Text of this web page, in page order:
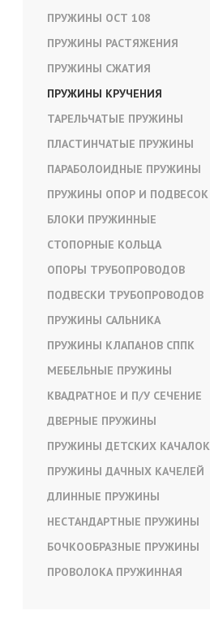
ПРУЖИНЫ ОСТ 108
ПРУЖИНЫ РАСТЯЖЕНИЯ
ПРУЖИНЫ СЖАТИЯ
ПРУЖИНЫ КРУЧЕНИЯ
ТАРЕЛЬЧАТЫЕ ПРУЖИНЫ
ПЛАСТИНЧАТЫЕ ПРУЖИНЫ
ПАРАБОЛОИДНЫЕ ПРУЖИНЫ
ПРУЖИНЫ ОПОР И
БЛОКИ ПРУЖИННЫЕ
СТОПОРНЫЕ КОЛЬЦА
ОПОРЫ ТРУБОПРОВОДОВ
ПОДВЕСКИ ТРУБОПРОВОДОВ
ПРУЖИНЫ САЛЬНИКА
ПРУЖИНЫ КЛАПАНОВ СППК
МЕБЕЛЬНЫЕ ПРУЖИНЫ
КВАДРАТНОЕ И П/У СЕЧЕНИЕ
ДВЕРНЫЕ ПРУЖИНЫ
ПРУЖИНЫ ДЕТСКИХ КАЧАЛОК
ПРУЖИНЫ ДАЧНЫХ КАЧЕЛЕЙ
ДЛИННЫЕ ПРУЖИНЫ
НЕСТАНДАРТНЫЕ ПРУЖИНЫ
БОЧКООБРАЗНЫЕ ПРУЖИНЫ
ПРОВОЛОКА ПРУЖИННАЯ